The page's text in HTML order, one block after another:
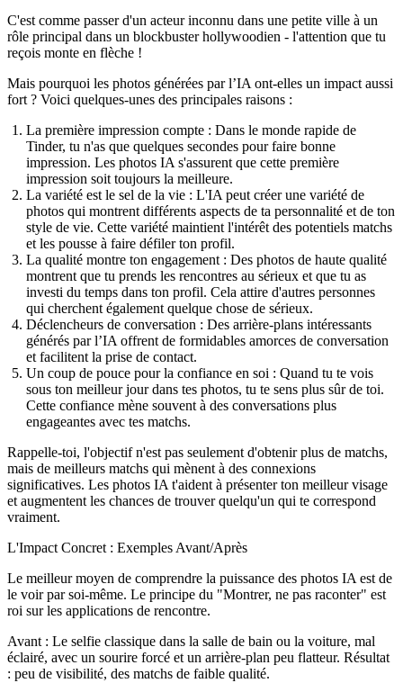
C'est comme passer d'un acteur inconnu dans une petite ville à un
rôle principal dans un blockbuster hollywoodien - l'attention que tu
reçois monte en flèche !
Mais pourquoi les photos générées par l’IA ont-elles un impact aussi
fort ? Voici quelques-unes des principales raisons :
La première impression compte: Dans le monde rapide de
Tinder, tu n'as que quelques secondes pour faire bonne
impression. Les photos IA s'assurent que cette première
impression soit toujours la meilleure.
La variété est le sel de la vie: L'IA peut créer une variété de
photos qui montrent différents aspects de ta personnalité et de ton
style de vie. Cette variété maintient l'intérêt des potentiels matchs
et les pousse à faire défiler ton profil.
La qualité montre ton engagement: Des photos de haute qualité
montrent que tu prends les rencontres au sérieux et que tu as
investi du temps dans ton profil. Cela attire d'autres personnes
qui cherchent également quelque chose de sérieux.
Déclencheurs de conversation : Des arrière-plans intéressants
générés par l’IA offrent de formidables amorces de conversation
et facilitent la prise de contact.
Un coup de pouce pour la confiance en soi : Quand tu te vois
sous ton meilleur jour dans tes photos, tu te sens plus sûr de toi.
Cette confiance mène souvent à des conversations plus
engageantes avec tes matchs.
Rappelle-toi, l'objectif n'est pas seulement d'obtenir plus de matchs,
mais de meilleurs matchs qui mènent à des connexions
significatives. Les photos IA t'aident à présenter ton meilleur visage
et augmentent les chances de trouver quelqu'un qui te correspond
vraiment.
L'Impact Concret : Exemples Avant/Après
Le meilleur moyen de comprendre la puissance des photos IA est de
le voir par soi-même. Le principe du "Montrer, ne pas raconter" est
roi sur les applications de rencontre.
Avant : Le selfie classique dans la salle de bain ou la voiture, mal
éclairé, avec un sourire forcé et un arrière-plan peu flatteur. Résultat
: peu de visibilité, des matchs de faible qualité.